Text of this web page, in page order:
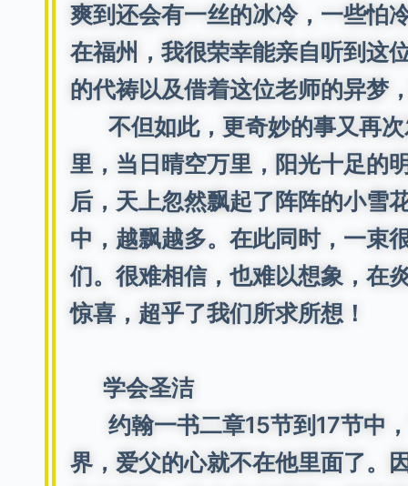
爽到还会有一丝的冰冷，一些怕
在福州，我很荣幸能亲自听到这
的代祷以及借着这位老师的异梦
不但如此，更奇妙的事又再次
里，当日晴空万里，阳光十足的
后，天上忽然飘起了阵阵的小雪
中，越飘越多。在此同时，一束
们。很难相信，也难以想象，在
惊喜，超乎了我们所求所想！
学会圣洁
约翰一书二章15节到17节中，
界，爱父的心就不在他里面了。